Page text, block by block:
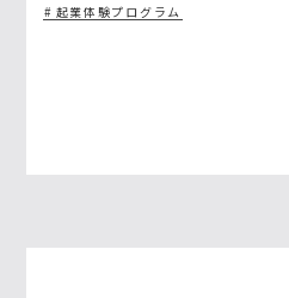
起業体験プログラム